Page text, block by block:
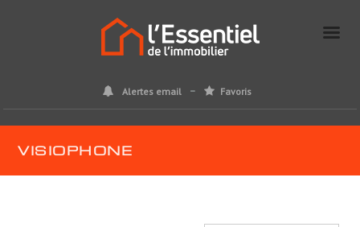
Alertes email Favoris
VISIOPHONE